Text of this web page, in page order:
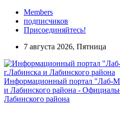
Members
подписчиков
Присоединяйтесь!
7 августа 2026, Пятница
Информационный портал "Лаб-
и Лабинского района -
Лабинского района